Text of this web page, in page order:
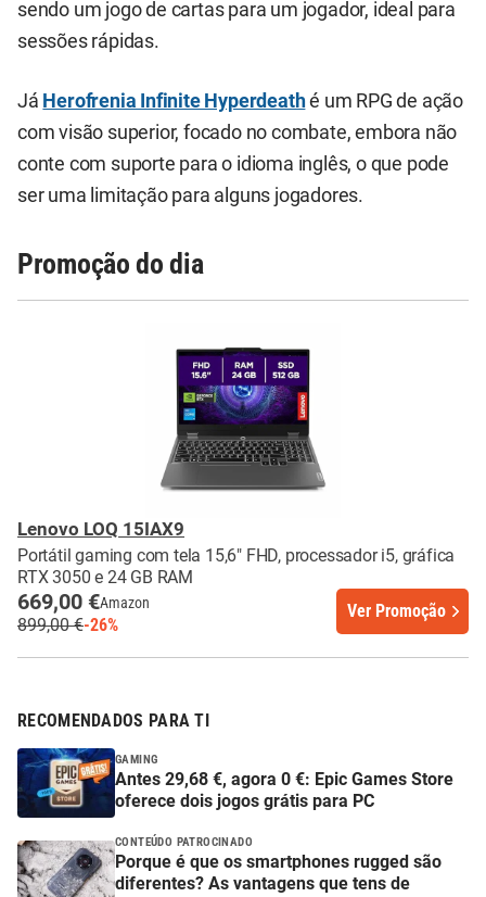
sendo um jogo de cartas para um jogador, ideal para
sessões rápidas.
Já Herofrenia Infinite Hyperdeathé um RPG de ação
com visão superior, focado no combate, embora não
conte com suporte para o idioma inglês, o que pode
ser uma limitação para alguns jogadores.
Promoção do dia
Lenovo LOQ 15IAX9
Portátil gaming com tela 15,6" FHD, processador i5, gráfica
RTX 3050 e 24 GB RAM
669,00 €Amazon
899,00 €-26%
Ver Promoção
RECOMENDADOS PARA TI
GAMING
Antes 29,68 €, agora 0 €: Epic Games Store
oferece dois jogos grátis para PC
CONTEÚDO PATROCINADO
Porque é que os smartphones rugged são
diferentes? As vantagens que tens de